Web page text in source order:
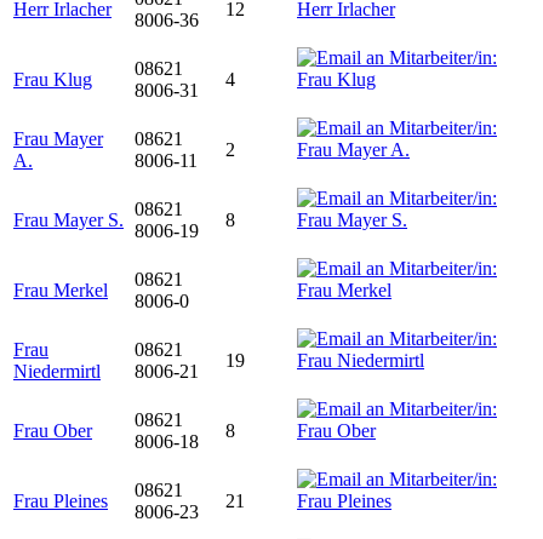
Herr Irlacher
8006-36
12
Frau Klug
08621
8006-31
4
Frau Mayer
A.
08621
8006-11
2
Frau Mayer S.
08621
8006-19
8
Frau Merkel
08621
8006-0
Frau
Niedermirtl
08621
8006-21
19
Frau Ober
08621
8006-18
8
Frau Pleines
08621
8006-23
21